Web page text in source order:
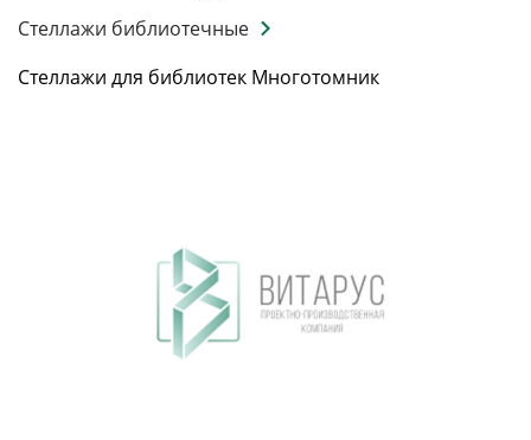
Стеллажи библиотечные
Стеллажи для библиотек Многотомник